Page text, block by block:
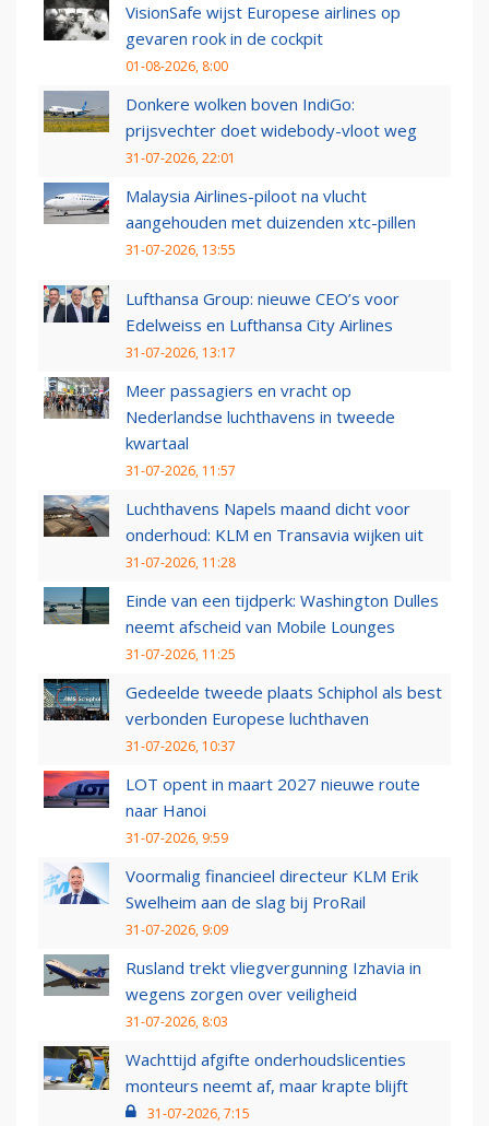
VisionSafe wijst Europese airlines op
gevaren rook in de cockpit
01-08-2026, 8:00
Donkere wolken boven IndiGo:
prijsvechter doet widebody-vloot weg
31-07-2026, 22:01
Malaysia Airlines-piloot na vlucht
aangehouden met duizenden xtc-pillen
31-07-2026, 13:55
Lufthansa Group: nieuwe CEO’s voor
Edelweiss en Lufthansa City Airlines
31-07-2026, 13:17
Meer passagiers en vracht op
Nederlandse luchthavens in tweede
kwartaal
31-07-2026, 11:57
Luchthavens Napels maand dicht voor
onderhoud: KLM en Transavia wijken uit
31-07-2026, 11:28
Einde van een tijdperk: Washington Dulles
neemt afscheid van Mobile Lounges
31-07-2026, 11:25
Gedeelde tweede plaats Schiphol als best
verbonden Europese luchthaven
31-07-2026, 10:37
LOT opent in maart 2027 nieuwe route
naar Hanoi
31-07-2026, 9:59
Voormalig financieel directeur KLM Erik
Swelheim aan de slag bij ProRail
31-07-2026, 9:09
Rusland trekt vliegvergunning Izhavia in
wegens zorgen over veiligheid
31-07-2026, 8:03
Wachttijd afgifte onderhoudslicenties
monteurs neemt af, maar krapte blijft
31-07-2026, 7:15